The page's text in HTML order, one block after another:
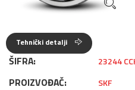
Tehnički detalji
ŠIFRA: 23244
PROIZVOĐAČ: SKF